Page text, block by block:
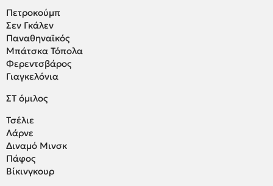
Πετροκούμπ
Σεν Γκάλεν
Παναθηναϊκός
Μπάτσκα Τόπολα
Φερεντσβάρος
Γιαγκελόνια
ΣΤ όμιλος
Τσέλιε
Λάρνε
Διναμό Μινσκ
Πάφος
Βίκινγκουρ